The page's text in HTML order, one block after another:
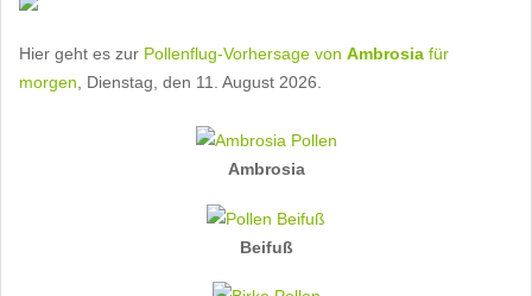
Hier geht es zur Pollenflug-Vorhersage von Ambrosia für
morgen , Dienstag, den 11. August 2026.
Ambrosia
Beifuß